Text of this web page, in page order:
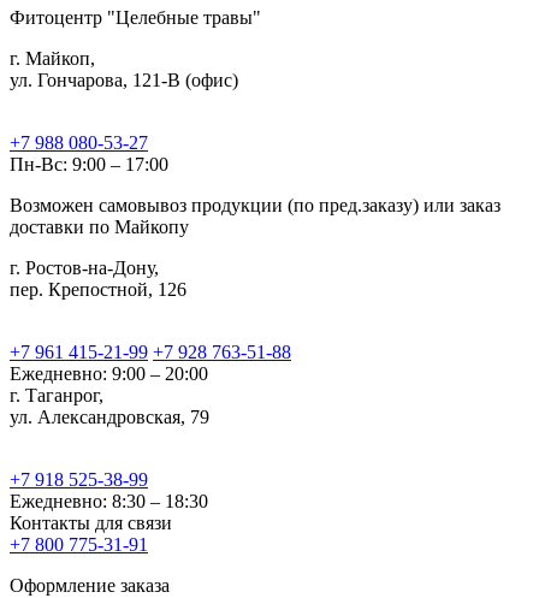
Фитоцентр "Целебные травы"
г. Майкоп,
ул. Гончарова, 121-В (офис)
+7 988 080-53-27
Пн-Вс: 9:00 – 17:00
Возможен самовывоз продукции (по пред.заказу) или заказ
доставки по Майкопу
г. Ростов-на-Дону,
пер. Крепостной, 126
+7 961 415-21-99 +7 928 763-51-88
Ежедневно: 9:00 – 20:00
г. Таганрог,
ул. Александровская, 79
+7 918 525-38-99
Ежедневно: 8:30 – 18:30
Контакты для связи
+7 800 775-31-91
Оформление заказа